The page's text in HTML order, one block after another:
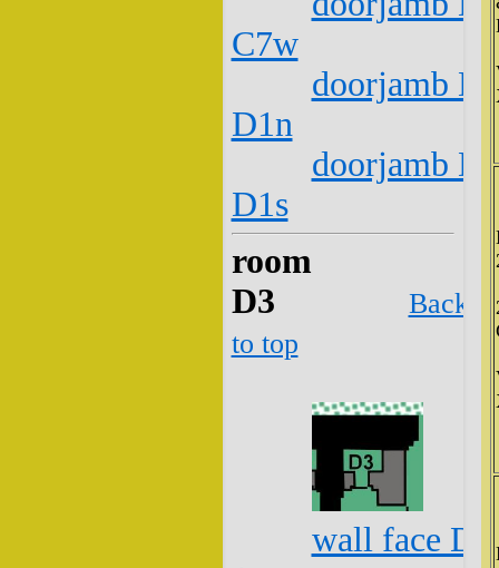
C7w
doorjamb
D1n
doorjamb
D1s
room
D3
Back
to top
wall face